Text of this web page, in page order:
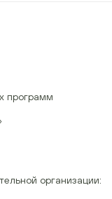
программ
организации: